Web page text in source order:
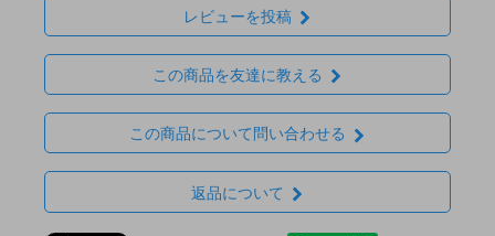
レビューを投稿
この商品を友達に教える
この商品について問い合わせる
返品について